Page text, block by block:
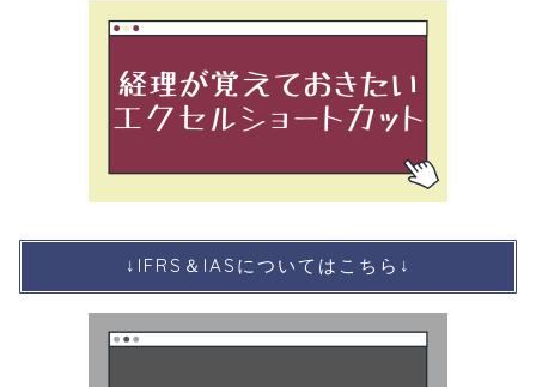
↓IFRS＆IASについてはこちら↓